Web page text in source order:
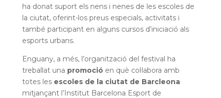
ha donat suport els nens i nenes de les escoles de
la ciutat, oferint-los preus especials, activitats i
també participant en alguns cursos d’iniciació als
esports urbans.
Enguany, a més, l’organització del festival ha
treballat una promocióen què col·labora amb
totes les escoles de la ciutat de Barcleona
mitjançant l’Institut Barcelona Esport de